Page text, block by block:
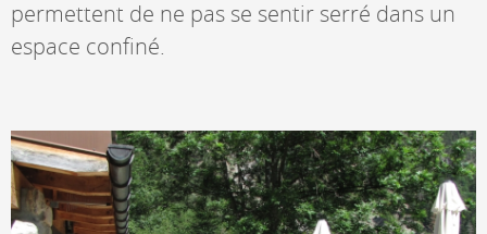
permettent de ne pas se sentir serré dans un
espace confiné.